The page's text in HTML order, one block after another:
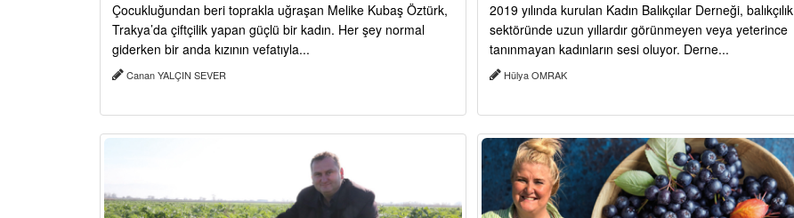
Çocukluğundan beri toprakla uğraşan Melike Kubaş Öztürk,
Trakya’da çiftçilik yapan güçlü bir kadın. Her şey normal
giderken bir anda kızının vefatıyla...
Canan YALÇIN SEVER
2019 yılında kurulan Kadın Balıkçılar Derneği, balıkçılık
sektöründe uzun yıllardır görünmeyen veya yeterince
tanınmayan kadınların sesi oluyor. Derne...
Hülya OMRAK